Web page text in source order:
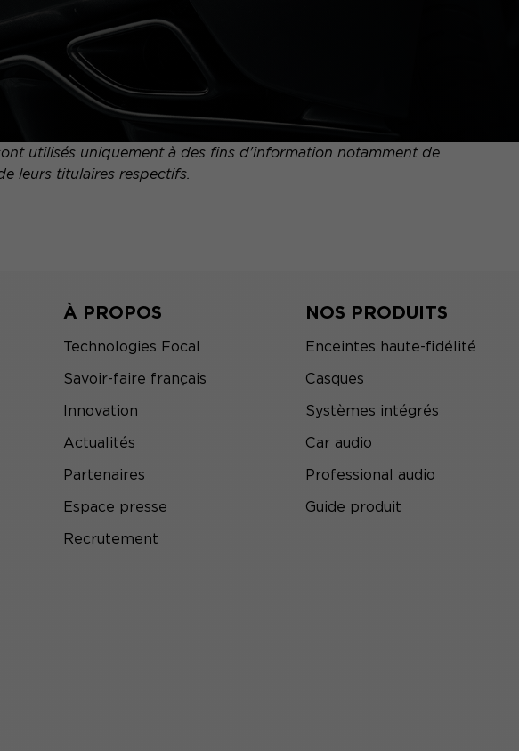
utilisés uniquement à des fins d'information notamment de
leurs titulaires respectifs.
À PROPOS
Technologies Focal
Savoir-faire français
Innovation
Actualités
Partenaires
Espace presse
Recrutement
NOS PRODUITS
Enceintes haute-fidélité
Casques
Systèmes intégrés
Car audio
Professional audio
Guide produit